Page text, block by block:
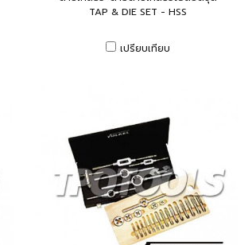
TAP & DIE SET - HSS
เปรียบเทียบ